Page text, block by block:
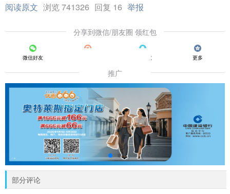
阅读原文 浏览 741326 回复 16 举报
分享到微信/朋友圈 领红包
微信好友 QQ好友 更多
推广
部分评论